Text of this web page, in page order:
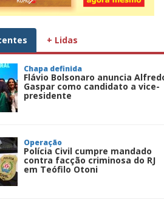
+ Lidas
Chapa definida
Flávio Bolsonaro anuncia
Gaspar como candidato a vice-
presidente
Operação
Polícia Civil cumpre mandado
contra facção criminosa do RJ
em Teófilo Otoni